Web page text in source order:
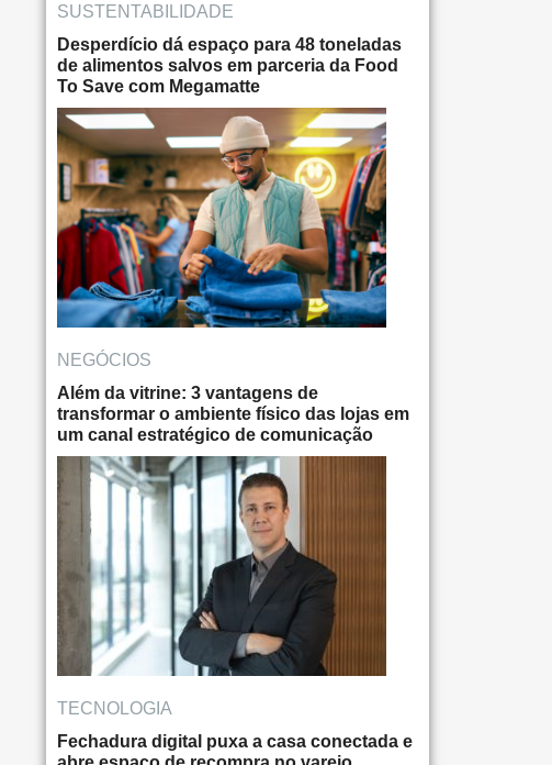
SUSTENTABILIDADE
Desperdício dá espaço para 48 toneladas
de alimentos salvos em parceria da Food
To Save com Megamatte
NEGÓCIOS
Além da vitrine: 3 vantagens de
transformar o ambiente físico das lojas em
um canal estratégico de comunicação
TECNOLOGIA
Fechadura digital puxa a casa conectada e